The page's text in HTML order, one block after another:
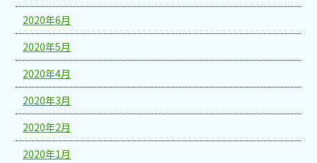
2020年6月
2020年5月
2020年4月
2020年3月
2020年2月
2020年1月